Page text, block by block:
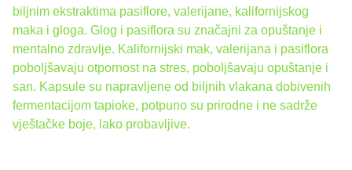
biljnim ekstraktima pasiflore, valerijane, kalifornijskog
maka i gloga. Glog i pasiflora su značajni za opuštanje i
mentalno zdravlje. Kalifornijski mak, valerijana i pasiflora
poboljšavaju otpornost na stres, poboljšavaju opuštanje i
san. Kapsule su napravljene od biljnih vlakana dobivenih
fermentacijom tapioke, potpuno su prirodne i ne sadrže
vještačke boje, lako probavljive.